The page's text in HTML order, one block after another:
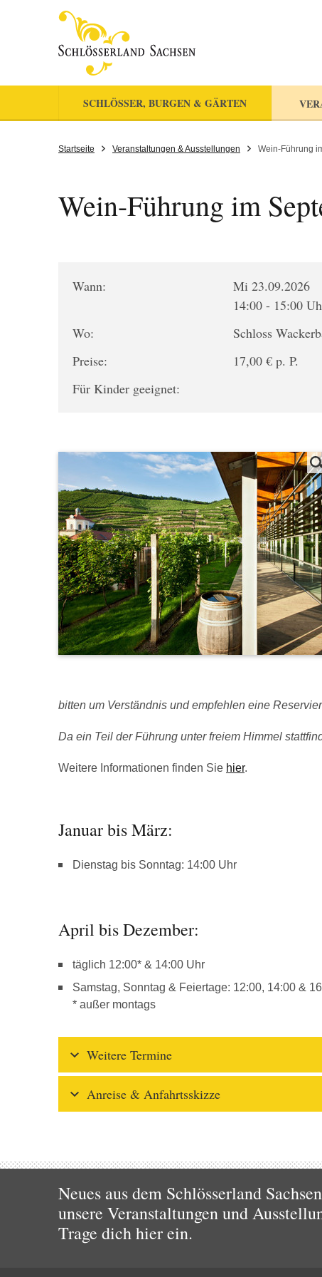
SCHLÖSSER, BURGEN & GÄRTEN
Startseite Veranstaltungen & Ausstellungen Wein-Führung
Wein-Führung im
Wann:
Mi 23.09.2026
14:00 - 15:00
Wo:
Schloss
Preise:
17,00 € p. P.
Für Kinder geeignet:
bitten um Verständnis und empfehlen eine
Da ein Teil der Führung unter freiem Himmel
Weitere Informationen finden Sie hier.
Januar bis März:
Dienstag bis Sonntag: 14:00 Uhr
April bis Dezember:
täglich 12:00* & 14:00 Uhr
Samstag, Sonntag & Feiertage: 12:00, 14:00 &
* außer montags
Weitere Termine
Anreise & Anfahrtsskizze
Neues aus dem Schlösserland
unsere Veranstaltungen und
Trage dich hier ein.